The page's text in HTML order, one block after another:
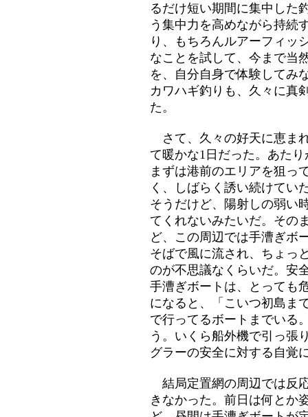
るだけ短い期間に集中した
う集中力を高めながら持続
り、もちろんルアーフィッ
なことを試して、今まで当
を、自分自身で体験してみ
カワハギ釣りも、久々に真
た。
さて、久々の好天に恵ま
て暖かな1日だった。あた
まずは港前のエリアを狙っ
く、しばらく誘い続けてい
そうだけど、陽射しの弱い
てくれないみたいだ。その
ど、この周辺では手漕ぎボ
そばで風に流され、ちょっ
のが不思議なくらいだ。安
手漕ぎボートは、とっても
になると、「こいつ初島ま
で行ってるボートまでいる
う。いくら船外機で引っ張
グラーの安全に対する自覚
結局定置網の周辺では反
きなかった。前日は何とか